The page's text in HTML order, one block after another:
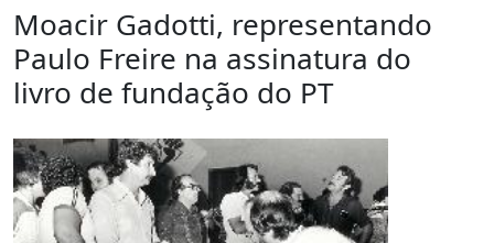
Moacir Gadotti, representando
Paulo Freire na assinatura do
livro de fundação do PT